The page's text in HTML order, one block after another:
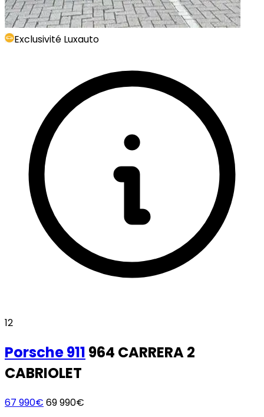
Exclusivité Luxauto
12
Porsche911 964 CARRERA 2
CABRIOLET
67 990€ 69 990€